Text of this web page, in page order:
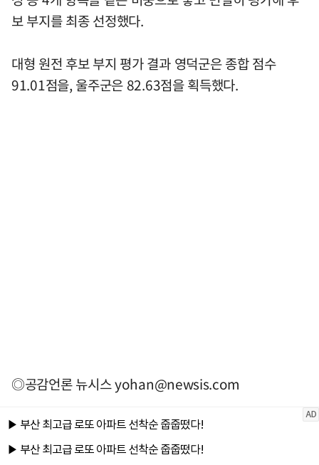
보 부지를 최종 선정했다.
대형 원전 후보 부지 평가 결과 영덕군은 종합 점수
91.01점을, 울주군은 82.63점을 획득했다.
◎공감언론 뉴시스yohan@newsis.com